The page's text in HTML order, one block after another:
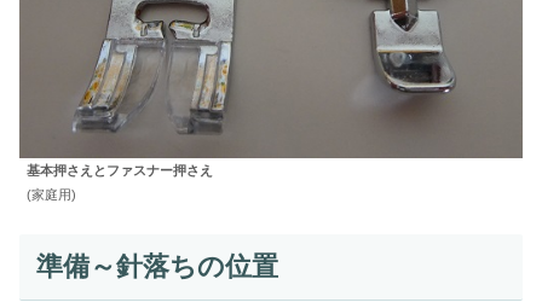
基本押さえとファスナー押さえ
(家庭用)
準備～針落ちの位置